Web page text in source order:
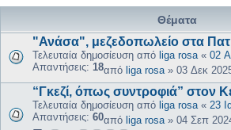
Θέματα
"Ανάσα", μεζεδοπωλείο στα
Τελευταία δημοσίευση από liga rosa « 02
Απαντήσεις: 18από liga rosa » 03 Δεκ
“Γκεζί, όπως συντροφιά” στον
Τελευταία δημοσίευση από liga rosa « 23
Απαντήσεις: 60από liga rosa » 04 Σεπ